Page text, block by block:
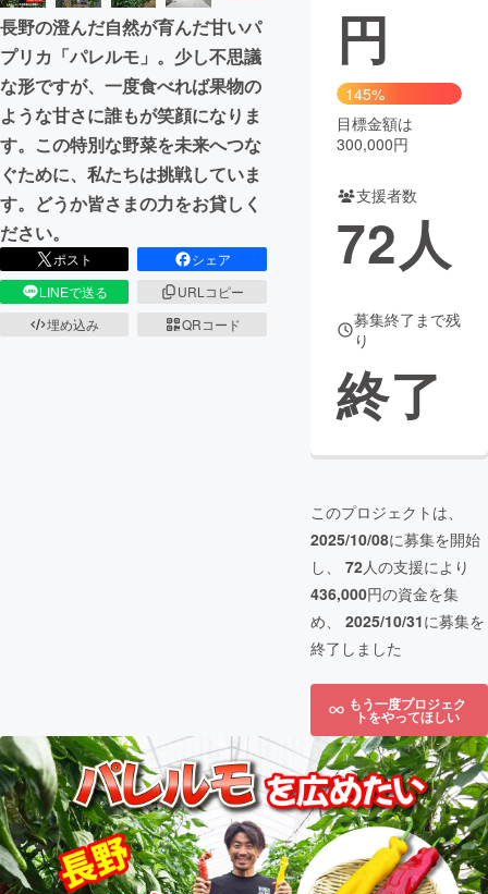
まちづくり・地域活性化
CAMPFIRE for Social Good
CAMPFIRE Creation
CAMPFIREふるさと納税machi-ya コミュニティ
長野の澄んだ自然が育んだ甘いパ
プリカ「パレルモ」。少し不思議
な形ですが、一度食べれば果物の
ような甘さに誰もが笑顔になりま
す。この特別な野菜を未来へつな
ぐために、私たちは挑戦していま
す。どうか皆さまの力をお貸しく
ださい。
ポスト
シェア
LINEで送る
URLコピー
埋め込み
QRコード
円
145%
目標金額は
300,000円
支援者数
72人
募集終了まで残
り
終了
このプロジェクトは、
2025/10/08に募集を開始
し、 72人の支援により
436,000円の資金を集
め、 2025/10/31に募集を
終了しました
もう一度プロジェク
トをやってほしい